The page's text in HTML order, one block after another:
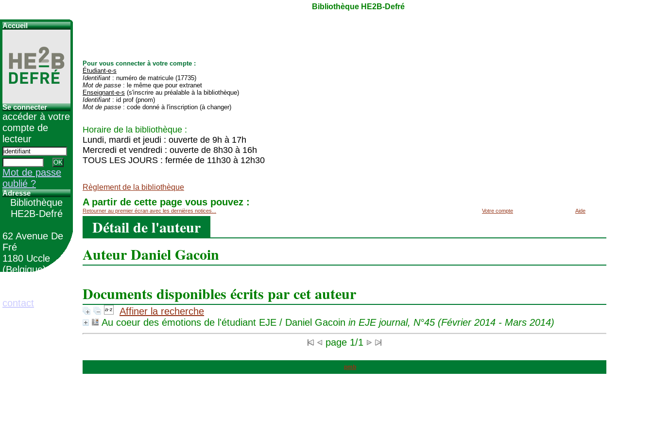
Pour vous connecter à votre compte :
Étudiant-e-s
Identifiant : numéro de matricule (17735)
Mot de passe : le même que pour extranet
Enseignant-e-s (s'inscrire au préalable à la bibliothèque)
Identifiant : id prof (pnom)
Mot de passe : code donné à l'inscription (à changer)
Horaire de la bibliothèque :
Lundi, mardi et jeudi : ouverte de 9h à 17h
Mercredi et vendredi : ouverte de 8h30 à 16h
TOUS LES JOURS : fermée de 11h30 à 12h30
Règlement de la bibliothèque
A partir de cette page vous pouvez :
Retourner au premier écran avec les dernières notices... Votre compte Aide
Détail de l'auteur
Auteur Daniel Gacoin
Documents disponibles écrits par cet auteur
Affiner la recherche
Au coeur des émotions de l'étudiant EJE / Daniel Gacoin in EJE journal, N°45 (Février 2014 - Mars 2014)
page 1/1
pmb
Bibliothèque HE2B-Defré
Accueil
Se connecter
accéder à votre
compte de
lecteur
Mot de passe
oublié ?
Adresse
Bibliothèque
HE2B-Defré
62 Avenue De
Fré
1180 Uccle
(Belgique)
contact